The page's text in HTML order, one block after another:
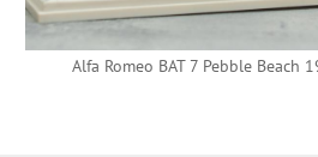
Alfa Romeo BAT 7 Pebble Beach